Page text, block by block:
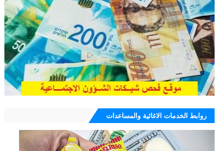
روابط الخدمات الاغاثية والمساعدات